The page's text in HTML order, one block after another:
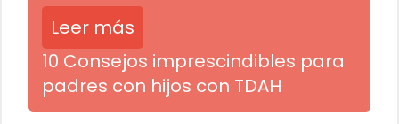
Leer más
10 Consejos imprescindibles para
padres con hijos con TDAH